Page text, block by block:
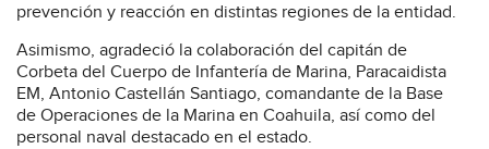
prevención y reacción en distintas regiones de la entidad.
Asimismo, agradeció la colaboración del capitán de
Corbeta del Cuerpo de Infantería de Marina, Paracaidista
EM, Antonio Castellán Santiago, comandante de la Base
de Operaciones de la Marina en Coahuila, así como del
personal naval destacado en el estado.